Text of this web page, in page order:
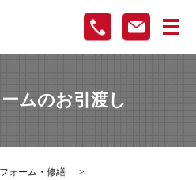
メ
ムのお引渡し
ォーム・修繕